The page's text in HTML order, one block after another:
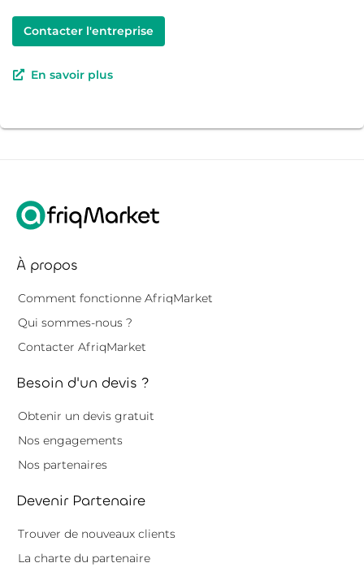
Contacter l'entreprise
En savoir plus
À propos
Comment fonctionne AfriqMarket
Qui sommes-nous ?
Contacter AfriqMarket
Besoin d'un devis ?
Obtenir un devis gratuit
Nos engagements
Nos partenaires
Devenir Partenaire
Trouver de nouveaux clients
La charte du partenaire